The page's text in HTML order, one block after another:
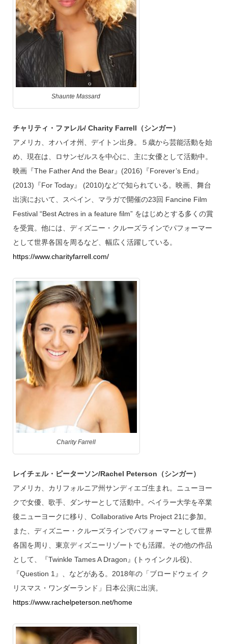
Shaunte Massard
チャリティ・ファレル/ Charity Farrell（シンガー）
アメリカ、オハイオ州、デイトン出身。５歳から芸能活動を始
め、現在は、ロサンゼルスを中心に、主に女優として活動中。
映画『The Father And the Bear』(2016)『Forever’s End』
(2013)『For Today』 (2010)などで知られている。映画、舞台
出演において、スペイン、マラガで開催の23回 Fancine Film
Festival “Best Actres in a feature film” をはじめとする多くの賞
を受賞。他には、ディズニー・クルーズラインでパフォーマー
として世界各国を周るなど、幅広く活躍している。
https://www.charityfarrell.com/
Charity Farrell
レイチェル・ピーターソン/Rachel Peterson（シンガー）
アメリカ、カリフォルニア州サンディエゴ生まれ。ニューヨー
クで女優、歌手、ダンサーとして活動中。ベイラー大学を卒業
後ニューヨークに移り、Collaborative Arts Project 21に参加。
また、ディズニー・クルーズラインでパフォーマーとして世界
各国を周り、東京ディズニーリゾートでも活躍。その他の作品
として、『Twinkle Tames A Dragon』(トゥインクル役)、
『Question 1』、などがある。2018年の「ブロードウェイ ク
リスマス・ワンダーランド」日本公演に出演。
https://www.rachelpeterson.net/home